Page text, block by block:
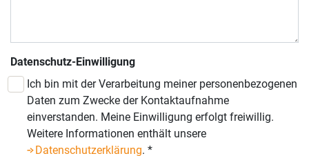
Datenschutz-Einwilligung
Ich bin mit der Verarbeitung meiner personenbezogenen
Daten zum Zwecke der Kontaktaufnahme
einverstanden. Meine Einwilligung erfolgt freiwillig.
Weitere Informationen enthält unsere
Datenschutzerklärung. *